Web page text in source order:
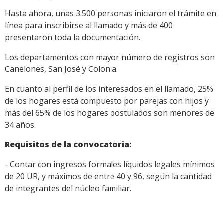
Hasta ahora, unas 3.500 personas iniciaron el trámite en
línea para inscribirse al llamado y más de 400
presentaron toda la documentación.
Los departamentos con mayor número de registros son
Canelones, San José y Colonia.
En cuanto al perfil de los interesados en el llamado, 25%
de los hogares está compuesto por parejas con hijos y
más del 65% de los hogares postulados son menores de
34 años.
Requisitos de la convocatoria:
- Contar con ingresos formales líquidos legales mínimos
de 20 UR, y máximos de entre 40 y 96, según la cantidad
de integrantes del núcleo familiar.